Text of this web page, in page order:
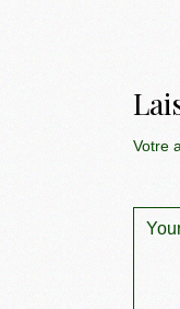
Votre